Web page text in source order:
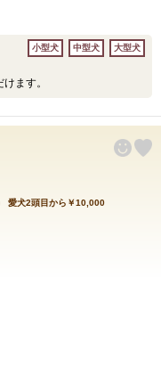
ます。
小型犬 中型犬 大型犬
愛犬2頭目から￥10,000